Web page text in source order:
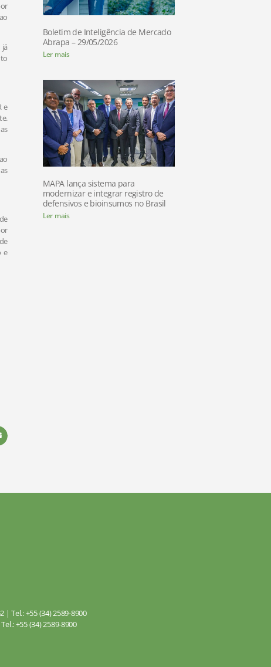
e
e
Boletim de Inteligência de Mercado
Abrapa – 29/05/2026
Ler mais
MAPA lança sistema para
modernizar e integrar registro de
defensivos e bioinsumos no Brasil
Ler mais
Tel.: +55 (34) 2589-8900
+55 (34) 2589-8900